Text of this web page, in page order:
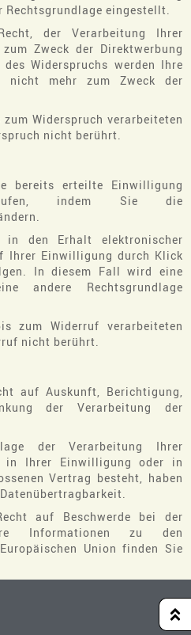
Rechtsgrundlage eingestellt.
der Verarbeitung Ihrer
zum Zweck der Direktwerbung
Widerspruchs werden Ihre
nicht mehr zum Zweck der
Widerspruch verarbeiteten
nicht berührt.
bereits erteilte Einwilligung
indem Sie die
den Erhalt elektronischer
Ihrer Einwilligung durch Klick
In diesem Fall wird eine
andere Rechtsgrundlage
zum Widerruf verarbeiteten
nicht berührt.
auf Auskunft, Berichtigung,
der Verarbeitung der
der Verarbeitung Ihrer
in Ihrer Einwilligung oder in
Vertrag besteht, haben
auf Beschwerde bei der
Informationen zu den
Union finden Sie